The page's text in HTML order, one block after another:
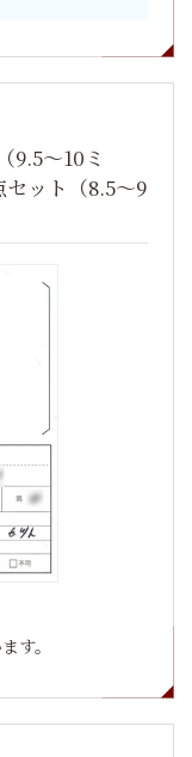
9.5～10ミ
ット（8.5～9
す。